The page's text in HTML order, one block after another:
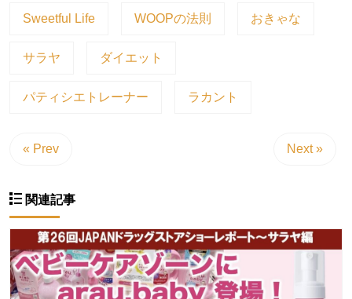
Sweetful Life WOOPの法則 おきゃな
サラヤ ダイエット
パティシエトレーナー ラカント
« Prev Next »
関連記事